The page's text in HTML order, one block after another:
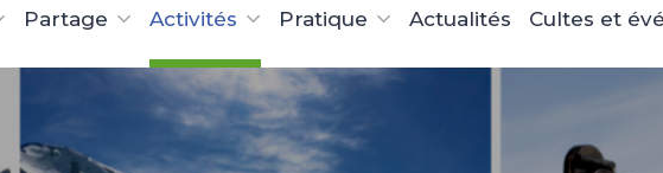
Partage Activités Pratique Actualités Cultes et